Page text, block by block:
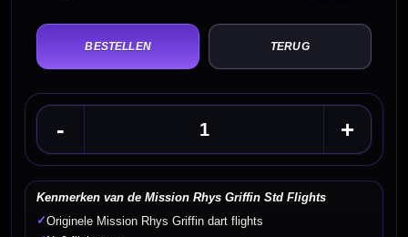
TERUG
Kenmerken van de Mission Rhys Griffin Std Flights
✓Originele Mission Rhys Griffin dart flights
- +